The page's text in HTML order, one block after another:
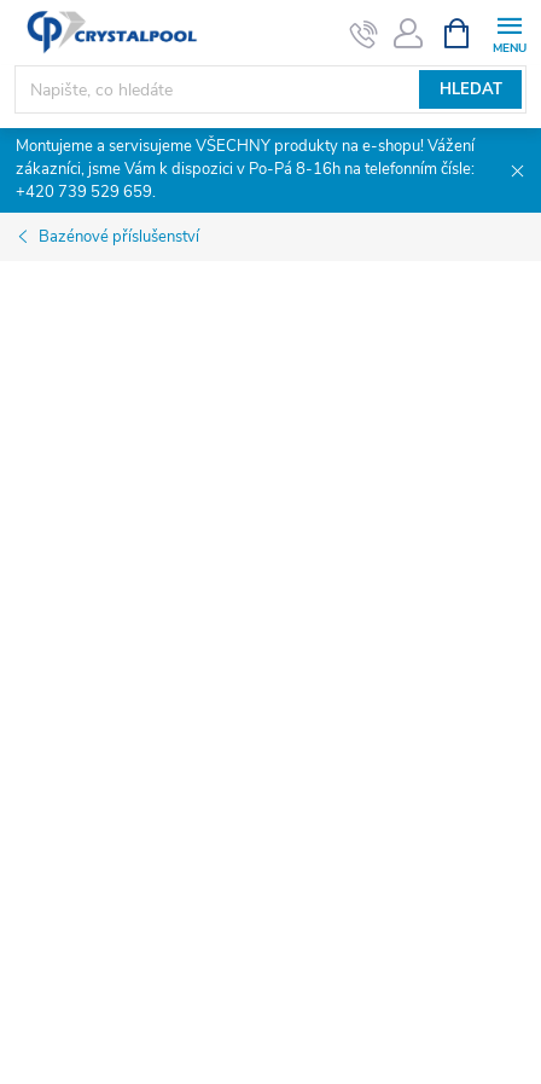
Přejít
obsah
HLEDAT
NÁKUPNÍ
KOŠÍK
Montujeme a servisujeme VŠECHNY produkty na e-shopu! Vážení
zákazníci, jsme Vám k dispozici v Po-Pá 8-16h na telefonním čísle:
+420 739 529 659.
Bazénové příslušenství